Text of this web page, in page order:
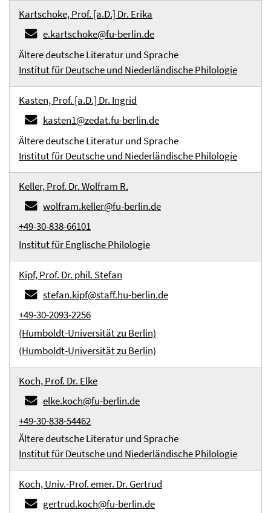
Kartschoke, Prof. [a.D.] Dr. Erika
e.kartschoke@fu-berlin.de
Ältere deutsche Literatur und Sprache
Institut für Deutsche und Niederländische Philologie
Kasten, Prof. [a.D.] Dr. Ingrid
kasten1@zedat.fu-berlin.de
Ältere deutsche Literatur und Sprache
Institut für Deutsche und Niederländische Philologie
Keller, Prof. Dr. Wolfram R.
wolfram.keller@fu-berlin.de
+49-30-838-66101
Institut für Englische Philologie
Kipf, Prof. Dr. phil. Stefan
stefan.kipf@staff.hu-berlin.de
+49-30-2093-2256
(Humboldt-Universität zu Berlin)
(Humboldt-Universität zu Berlin)
Koch, Prof. Dr. Elke
elke.koch@fu-berlin.de
+49-30-838-54462
Ältere deutsche Literatur und Sprache
Institut für Deutsche und Niederländische Philologie
Koch, Univ.-Prof. emer. Dr. Gertrud
gertrud.koch@fu-berlin.de